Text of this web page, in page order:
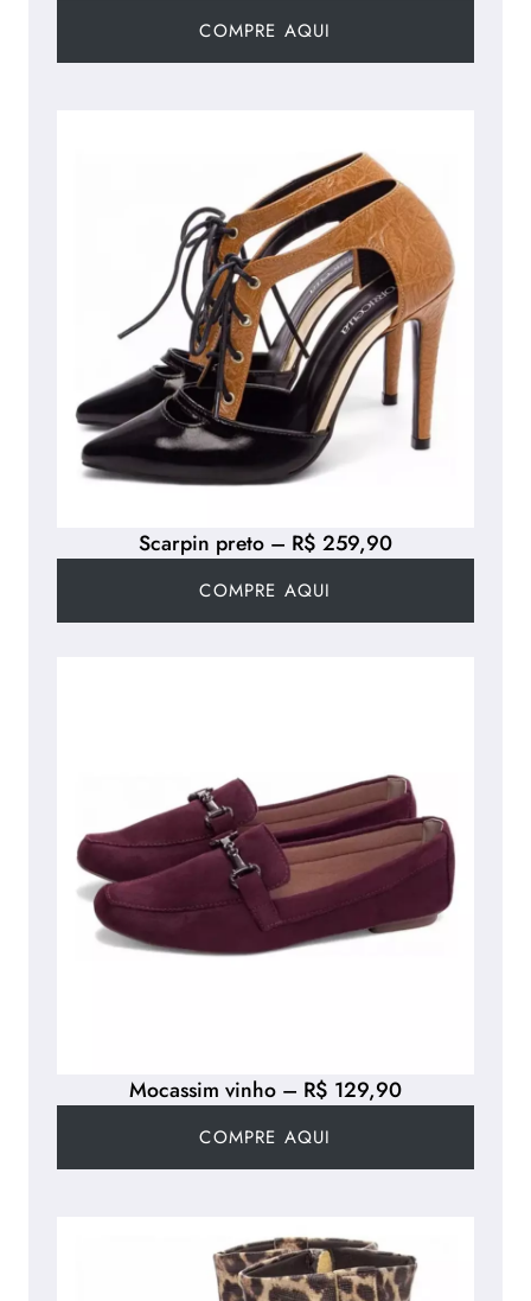
Scarpin preto – R$ 259,90
COMPRE AQUI
COMPRE AQUI
Mocassim vinho – R$ 129,90
COMPRE AQUI